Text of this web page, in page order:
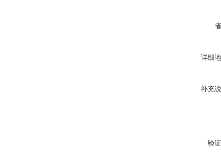
详细
补充
验